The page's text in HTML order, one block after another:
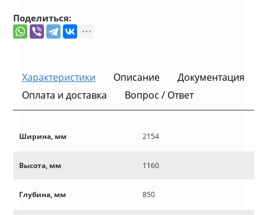
Поделиться:
Характеристики Описание
Документация
Оплата и доставка
Вопрос / Ответ
Ширина, мм 2154
Высота, мм 1160
Глубина, мм 850